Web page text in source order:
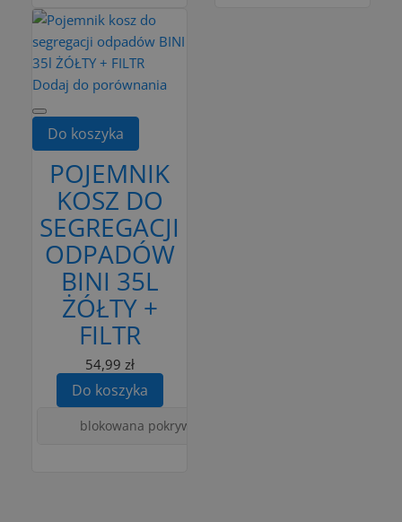
Dodaj do porównania
Do koszyka
POJEMNIK
KOSZ DO
SEGREGACJI
ODPADÓW
BINI 35L
ŻÓŁTY +
FILTR
54,99 zł
Do koszyka
blokowana pokrywa, ustawiane jeden na drugim, z